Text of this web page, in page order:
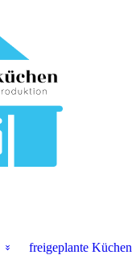
freigeplante Küchen